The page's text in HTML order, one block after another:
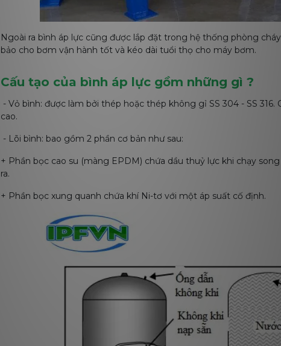
Ngoài ra bình áp lực cũng được lắp đặt trong hệ thống phòng
bảo cho bơm vận hành tốt và kéo dài tuổi thọ cho máy bơm.
Cấu tạo của bình áp lực gồm những gì ?
- Vỏ bình: được làm bởi thép hoặc thép không gỉ SS 304 - SS
cao.
- Lõi bình: bao gồm 2 phần cơ bản như sau:
+ Phần bọc cao su (màng EPDM) chứa dầu thuỷ lực khi chạy
ra.
+ Phần bọc xung quanh chứa khí Ni-tơ với một áp suất cố định.